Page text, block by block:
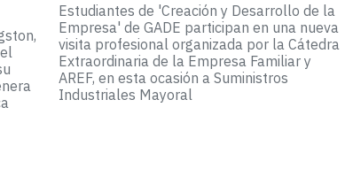
Estudiantes de 'Creación y Desarrollo de la
Empresa' de GADE participan en una nueva
visita profesional organizada por la Cátedra
Extraordinaria de la Empresa Familiar y
AREF, en esta ocasión a Suministros
Industriales Mayoral